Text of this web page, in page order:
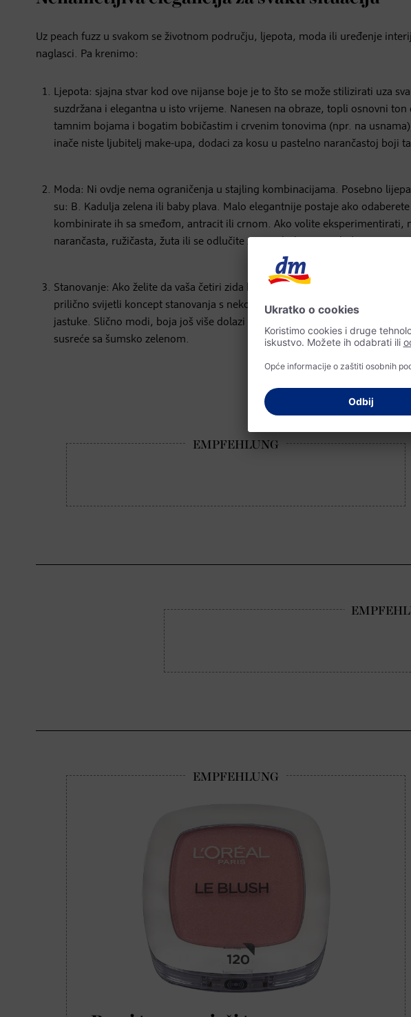
Uz peach fuzz u svakom se životnom području, ljepota, moda ili uređenje
naglasci. Pa krenimo:
Ljepota: sjajna stvar kod ove nijanse boje je to što se može stilizirati uza
suzdržana i elegantna u isto vrijeme. Nanesen na obraze, topli osnovni
tamnim bojama i bogatim bobičastim i crvenim tonovima (npr. na
inače niste ljubitelj make-upa, dodaci za kosu u pastelno narančastoj boji
Moda: Ni ovdje nema ograničenja u stajling kombinacijama. Posebno
su: B. Kadulja zelena ili baby plava. Malo elegantnije postaje ako
kombinirate ih sa smeđom, antracit ili crnom. Ako volite eksperimentirati,
narančasta, ružičasta, žuta ili se odlučite za sveobuhvatni izgled.
Stanovanje: Ako želite da vaša četiri zida budu pomalo sanjiva i
prilično svijetli koncept stanovanja s nekoliko trendi akcenta, npr. s
jastuke. Slično modi, boja još više dolazi do izražaja kada se stopi s
susreće sa šumsko zelenom.